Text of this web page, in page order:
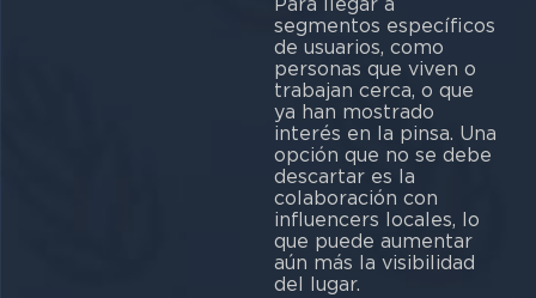
Para llegar a
segmentos específicos
de usuarios, como
personas que viven o
trabajan cerca, o que
ya han mostrado
interés en la pinsa. Una
opción que no se debe
descartar es la
colaboración con
influencers locales, lo
que puede aumentar
aún más la visibilidad
del lugar.